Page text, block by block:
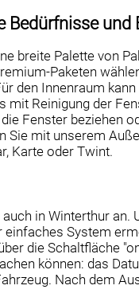
Bedürfnisse und
breite Palette von
Paketen
den Innenraum
mit Reinigung der
Fenster beziehen
Sie mit unserem
Karte oder Twint.
in Winterthur
System
die Schaltfläche
können: das
Nach dem